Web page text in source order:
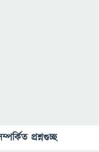
প্রশ্নগুচ্ছ